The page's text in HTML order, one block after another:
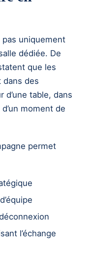
uniquement
dédiée. De
que les
dans des
table, dans
moment de
permet
l’échange